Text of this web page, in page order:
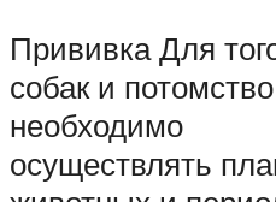
Прививка Для
собак и
необходимо
осуществлять